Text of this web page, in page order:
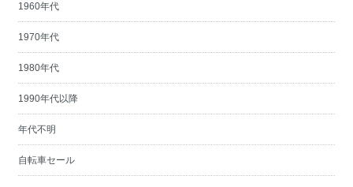
1960年代
1970年代
1980年代
1990年代以降
年代不明
自転車セール